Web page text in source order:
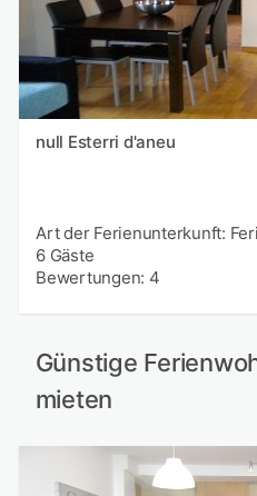
null Esterri d'aneu
Art der Ferienunterkunft:
6 Gäste
Bewertungen: 4
Günstige
mieten